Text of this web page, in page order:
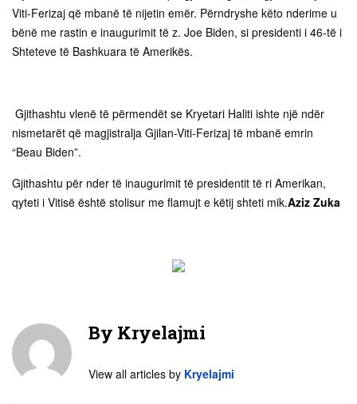
Viti-Ferizaj që mbanë të nijetin emër. Përndryshe këto nderime u
bënë me rastin e inaugurimit të z. Joe Biden, si presidenti i 46-të i
Shteteve të Bashkuara të Amerikës.
Gjithashtu vlenë të përmendët se Kryetari Haliti ishte një ndër
nismetarët që magjistralja Gjilan-Viti-Ferizaj të mbanë emrin
“Beau Biden”.
Gjithashtu për nder të inaugurimit të presidentit të ri Amerikan,
qyteti i Vitisë është stolisur me flamujt e këtij shteti mik.Aziz Zuka
By Kryelajmi
View all articles by Kryelajmi